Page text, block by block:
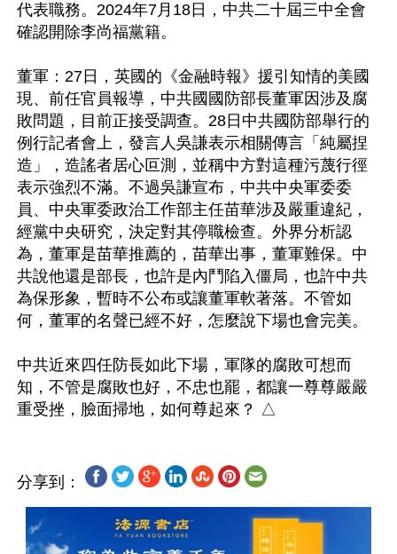
代表職務。2024年7月18日，中共二十屆三中全會
確認開除李尚福黨籍。
董軍：27日，英國的《金融時報》援引知情的美國
現、前任官員報導，中共國國防部長董軍因涉及腐
敗問題，目前正接受調查。28日中共國防部舉行的
例行記者會上，發言人吳謙表示相關傳言「純屬捏
造」，造謠者居心叵測，並稱中方對這種污蔑行徑
表示強烈不滿。不過吳謙宣布，中共中央軍委委
員、中央軍委政治工作部主任苗華涉及嚴重違紀，
經黨中央研究，決定對其停職檢查。外界分析認
為，董軍是苗華推薦的，苗華出事，董軍難保。中
共說他還是部長，也許是內鬥陷入僵局，也許中共
為保形象，暫時不公布或讓董軍軟著落。不管如
何，董軍的名聲已經不好，怎麼說下場也會完美。
中共近來四任防長如此下場，軍隊的腐敗可想而
知，不管是腐敗也好，不忠也罷，都讓一尊尊嚴嚴
分享到：